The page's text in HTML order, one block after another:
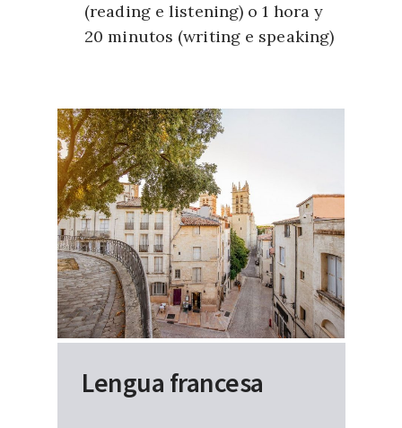
(reading e listening) o 1 hora y
20 minutos (writing e speaking)
Lengua francesa